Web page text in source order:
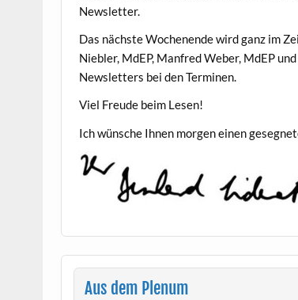
Newsletter.
Das näch­ste Woch­enende wird ganz im
Niebler, MdEP, Man­fred Weber, MdEP
Newslet­ters bei den Terminen.
Viel Freude beim Lesen!
Ich wün­sche Ihnen mor­gen einen
Aus dem Plenum